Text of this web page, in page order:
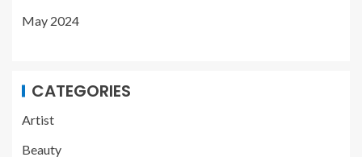
May 2024
CATEGORIES
Artist
Beauty